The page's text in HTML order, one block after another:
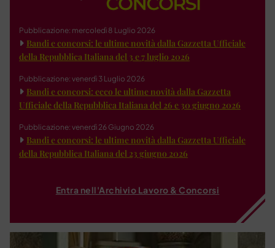
Pubblicazione: mercoledì 8 Luglio 2026
Bandi e concorsi: le ultime novità dalla Gazzetta Ufficiale
della Repubblica Italiana del 3 e 7 luglio 2026
Pubblicazione: venerdì 3 Luglio 2026
Bandi e concorsi: ecco le ultime novità dalla Gazzetta
Ufficiale della Repubblica Italiana del 26 e 30 giugno 2026
Pubblicazione: venerdì 26 Giugno 2026
Bandi e concorsi: le ultime novità dalla Gazzetta Ufficiale
della Repubblica Italiana del 23 giugno 2026
Entra nell'Archivio Lavoro & Concorsi